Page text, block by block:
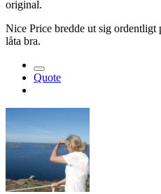
original.
Nice Price bredde ut sig ordentligt
låta bra.
Quote